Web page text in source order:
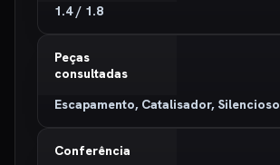
1.4 / 1.8
Peças
consultadas
Escapamento, Catalisador, Silencioso
Conferência